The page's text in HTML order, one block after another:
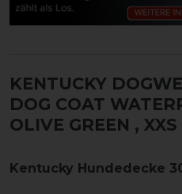
KENTUCKY
DOG COAT
OLIVE GREEN , XXS
Kentucky Hundedecke